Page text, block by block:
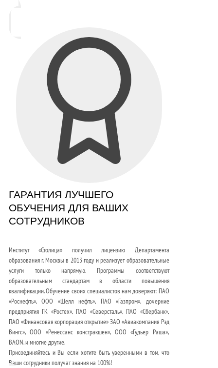
ГАРАНТИЯ ЛУЧШЕГО
ОБУЧЕНИЯ ДЛЯ ВАШИХ
СОТРУДНИКОВ
Институт «Столица» получил лицензию Департамента
образования г. Москвы в 2013 году и реализует образовательные
услуги только напрямую. Программы соответствуют
образовательным стандартам в области повышения
квалификации. Обучение своих специалистов нам доверяют: ПАО
«Роснефть», ООО «Шелл нефть», ПАО «Газпром», дочерние
предприятия ГК «Ростех», ПАО «Северсталь», ПАО «Сбербанк»,
ПАО «Финансовая корпорация открытие» ЗАО «Авиакомпания Рэд
Вингс», ООО «Ренессанс констракшен», ООО «Гудьер Раша»,
BAON. и многие другие.
Присоединяйтесь и Вы если хотите быть уверенными в том, что
Ваши сотрудники получат знания на 100%!